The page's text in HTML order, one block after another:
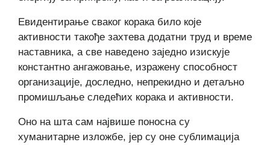
Евидентирање сваког корака било које
активности такође захтева додатни труд и време
наставника, а све наведено заједно изискује
константно ангажовање, изражену способност
организације, доследно, непрекидно и детаљно
промишљање следећих корака и активности.
Оно на шта сам највише поносна су
хуманитарне изложбе, јер су оне сублимација